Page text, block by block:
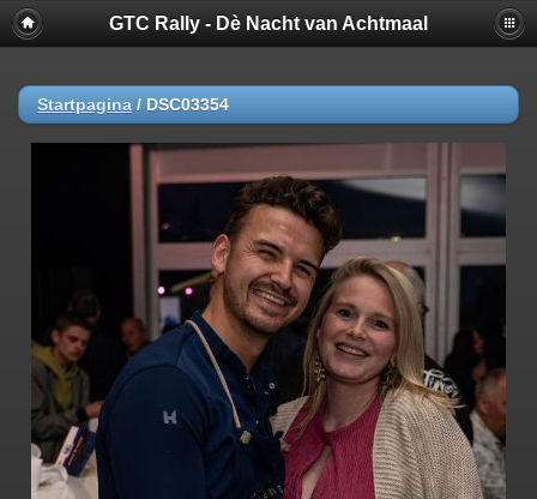
GTC Rally - Dè Nacht van Achtmaal
Startpagina / DSC03354